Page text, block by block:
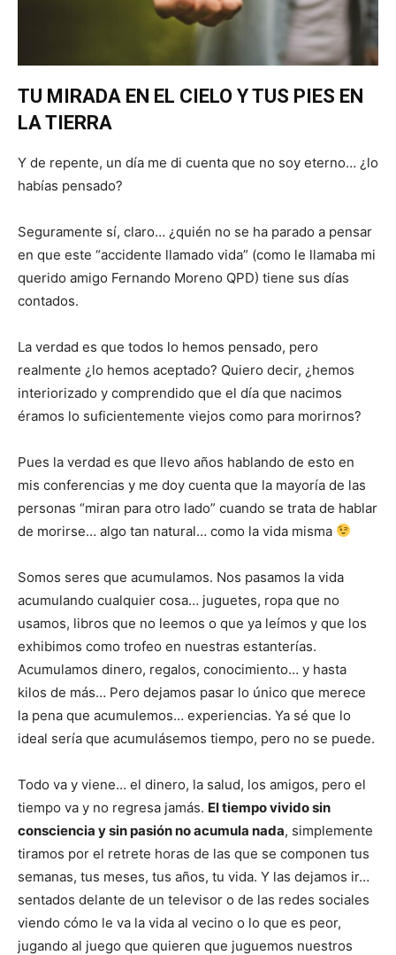
TU MIRADA EN EL CIELO Y TUS PIES EN
LA TIERRA
Y de repente, un día me di cuenta que no soy eterno… ¿lo
habías pensado?
Seguramente sí, claro… ¿quién no se ha parado a pensar
en que este “accidente llamado vida” (como le llamaba mi
querido amigo Fernando Moreno QPD) tiene sus días
contados.
La verdad es que todos lo hemos pensado, pero
realmente ¿lo hemos aceptado? Quiero decir, ¿hemos
interiorizado y comprendido que el día que nacimos
éramos lo suficientemente viejos como para morirnos?
Pues la verdad es que llevo años hablando de esto en
mis conferencias y me doy cuenta que la mayoría de las
personas “miran para otro lado” cuando se trata de hablar
de morirse… algo tan natural… como la vida misma
Somos seres que acumulamos. Nos pasamos la vida
acumulando cualquier cosa… juguetes, ropa que no
usamos, libros que no leemos o que ya leímos y que los
exhibimos como trofeo en nuestras estanterías.
Acumulamos dinero, regalos, conocimiento… y hasta
kilos de más… Pero dejamos pasar lo único que merece
la pena que acumulemos… experiencias. Ya sé que lo
ideal sería que acumulásemos tiempo, pero no se puede.
Todo va y viene… el dinero, la salud, los amigos, pero el
tiempo va y no regresa jamás. El tiempo vivido sin
consciencia y sin pasión no acumula nada, simplemente
tiramos por el retrete horas de las que se componen tus
semanas, tus meses, tus años, tu vida. Y las dejamos ir…
sentados delante de un televisor o de las redes sociales
viendo cómo le va la vida al vecino o lo que es peor,
jugando al juego que quieren que juguemos nuestros